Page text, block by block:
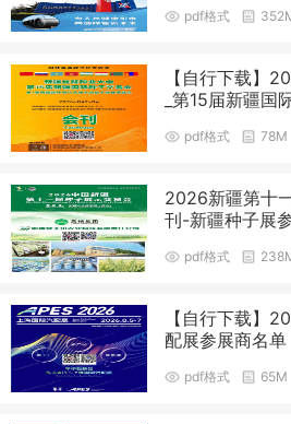
pdf格式
【自行下载】
_第15届新疆国
pdf格式 78M
2026新疆第十
刊-新疆种子展
pdf格式
【自行下载】
配展参展商名单
pdf格式 65M